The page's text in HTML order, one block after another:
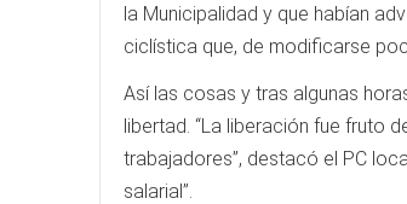
la Municipalidad y que habían
ciclística que, de modificarse
Así las cosas y tras algunas
libertad. “La liberación fue fruto
trabajadores”, destacó el PC
salarial”.